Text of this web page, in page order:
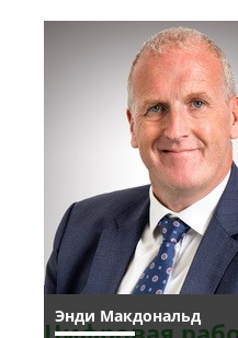
Энди Макдональд